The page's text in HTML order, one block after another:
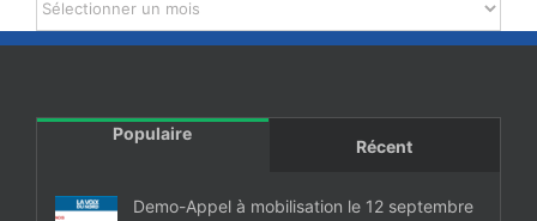
Populaire
Récent
Demo-Appel à mobilisation le 12 septembre